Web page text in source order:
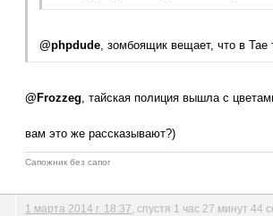
@phpdude, зомбоящик вещает, что в Тае
@Frozzeg, тайская полиция вышла с
вам это же рассказывают?)
Сапожник без сапог
1 марта 2014 г. 18:37 , спустя 1 час 27 минут 44